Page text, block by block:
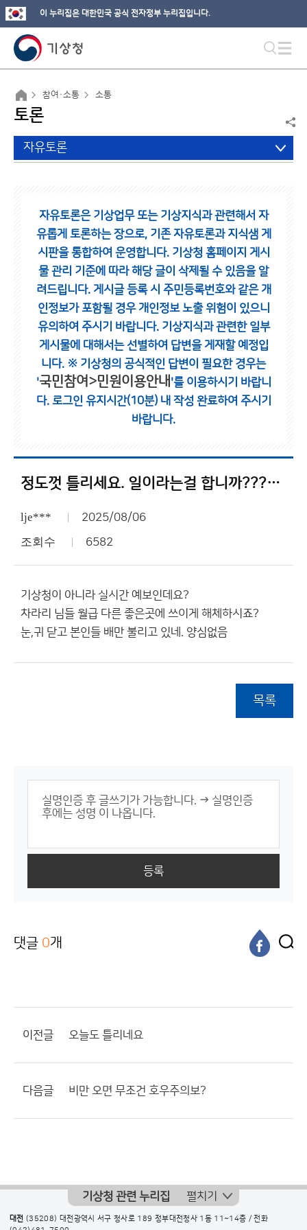
이 누리집은 대한민국 공식 전자정부 누리집입니다.
참여·소통 소통
토론
자유토론
자유토론은 기상업무 또는 기상지식과 관련해서 자
유롭게 토론하는 장으로, 기존 자유토론과 지식샘 게
시판을 통합하여 운영합니다. 기상청 홈페이지 게시
물 관리 기준에 따라 해당 글이 삭제될 수 있음을 알
려드립니다. 게시글 등록 시 주민등록번호와 같은 개
인정보가 포함될 경우 개인정보 노출 위험이 있으니
유의하여 주시기 바랍니다. 기상지식과 관련한 일부
게시물에 대해서는 선별하여 답변을 게재할 예정입
니다. ※ 기상청의 공식적인 답변이 필요한 경우는
'국민참여>민원이용안내 '를 이용하시기 바랍니
다. 로그인 유지시간(10분) 내 작성 완료하여 주시기
바랍니다.
정도껏 틀리세요. 일이라는걸 합니까??????????????
lje*** 2025/08/06
조회수 6582
기상청이 아니라 실시간 예보인데요?
차라리 님들 월급 다른 좋은곳에 쓰이게 해체하시죠?
눈,귀 닫고 본인들 배만 불리고 있네. 양심없음
목록
등록
댓글 0개
이전글 오늘도 틀리네요
다음글 비만 오면 무조건 호우주의보?
기상청 관련 누리집 펼치기
대전 (35208) 대전광역시 서구 청사로 189 정부대전청사 1동 11~14층 / 전화